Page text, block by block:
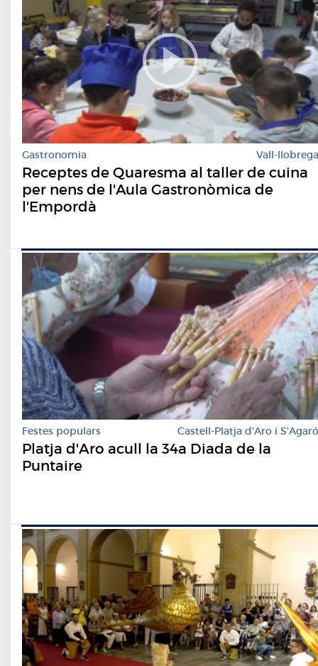
Gastronomia Vall-llobrega
Receptes de Quaresma al taller de cuina
per nens de l'Aula Gastronòmica de
l'Empordà
Festes populars Castell-Platja d'Aro i S'Agaró
Platja d'Aro acull la 34a Diada de la
Puntaire